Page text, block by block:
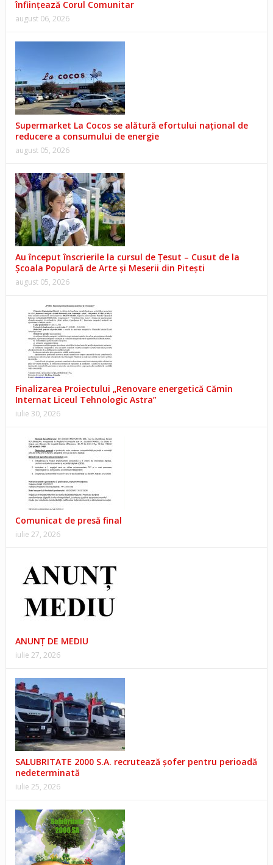
înființează Corul Comunitar
august 06, 2026
Supermarket La Cocos se alătură efortului național de
reducere a consumului de energie
august 05, 2026
Au început înscrierile la cursul de Țesut – Cusut de la
Școala Populară de Arte și Meserii din Pitești
august 05, 2026
Finalizarea Proiectului „Renovare energetică Cămin
Internat Liceul Tehnologic Astra”
iulie 30, 2026
Comunicat de presă final
iulie 27, 2026
ANUNŢ DE MEDIU
iulie 27, 2026
SALUBRITATE 2000 S.A. recrutează șofer pentru perioadă
nedeterminată
iulie 25, 2026